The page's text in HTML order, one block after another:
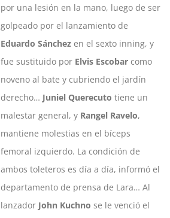
por una lesión en la mano, luego de ser
golpeado por el lanzamiento de
Eduardo Sánchez en el sexto inning, y
fue sustituido por Elvis Escobar como
noveno al bate y cubriendo el jardín
derecho… Juniel Querecuto tiene un
malestar general, y Rangel Ravelo,
mantiene molestias en el bíceps
femoral izquierdo. La condición de
ambos toleteros es día a día, informó el
departamento de prensa de Lara… Al
lanzador John Kuchno se le venció el